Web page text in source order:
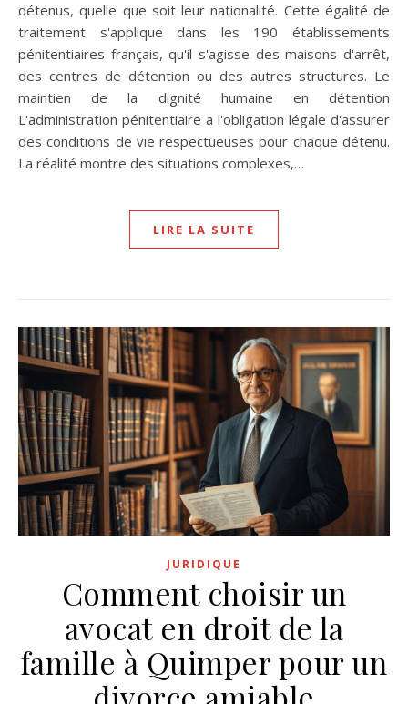
détenus, quelle que soit leur nationalité. Cette égalité de
traitement s'applique dans les 190 établissements
pénitentiaires français, qu'il s'agisse des maisons d'arrêt,
des centres de détention ou des autres structures. Le
maintien de la dignité humaine en détention
L'administration pénitentiaire a l'obligation légale d'assurer
des conditions de vie respectueuses pour chaque détenu.
La réalité montre des situations complexes,…
LIRE LA SUITE
JURIDIQUE
Comment choisir un
avocat en droit de la
famille à Quimper pour un